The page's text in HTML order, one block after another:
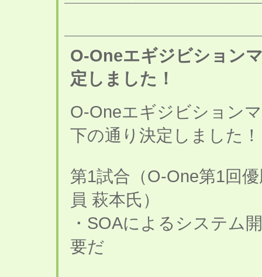
O-Oneエギジビション
定しました！
O-Oneエギジビション
下の通り決定しました！
第1試合（O-One第1回
員 萩本氏）
・SOAによるシステム
要だ